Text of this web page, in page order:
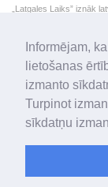
Informējam,
lietošanas
izmanto
Turpinot
sīkdatņu
„Latgales Laiks” iznāk
„Latgales Laiks”
2026. gada 7.
Piektdiena
Alfrēds, Fredis,